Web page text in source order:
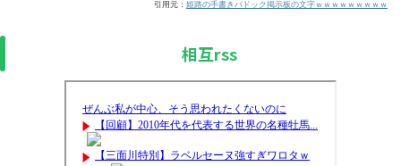
引用元： 姫路の手書きパドック掲示板の文字ｗｗｗｗｗｗｗｗｗ
相互rss